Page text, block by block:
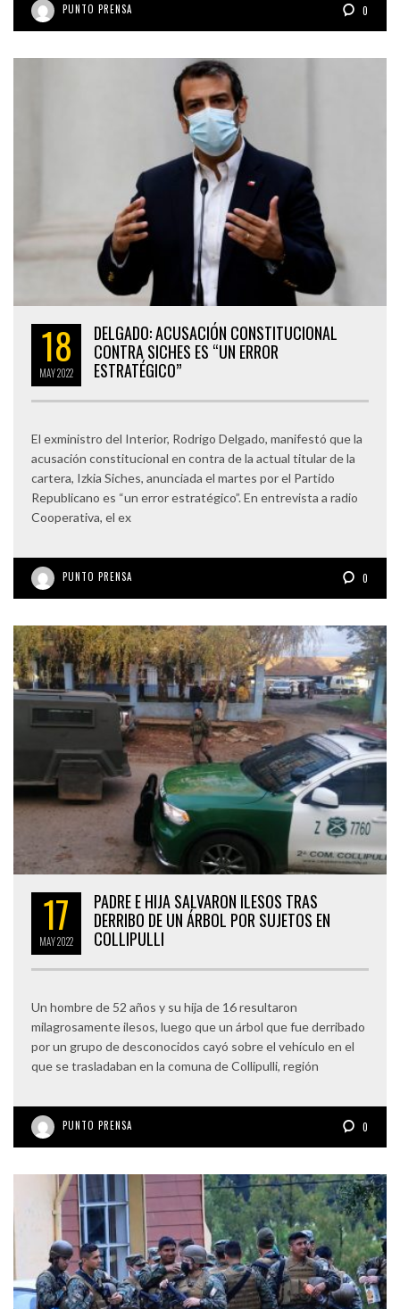
PUNTO PRENSA 0
18
MAY2022
DELGADO: ACUSACIÓN CONSTITUCIONAL
CONTRA SICHES ES “UN ERROR
ESTRATÉGICO”
El exministro del Interior, Rodrigo Delgado, manifestó que la
acusación constitucional en contra de la actual titular de la
cartera, Izkia Siches, anunciada el martes por el Partido
Republicano es “un error estratégico”. En entrevista a radio
Cooperativa, el ex
PUNTO PRENSA 0
17
MAY2022
PADRE E HIJA SALVARON ILESOS TRAS
DERRIBO DE UN ÁRBOL POR SUJETOS EN
COLLIPULLI
Un hombre de 52 años y su hija de 16 resultaron
milagrosamente ilesos, luego que un árbol que fue derribado
por un grupo de desconocidos cayó sobre el vehículo en el
que se trasladaban en la comuna de Collipulli, región
PUNTO PRENSA 0